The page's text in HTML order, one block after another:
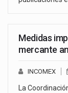
Medidas
mercante
INCOMEX
La